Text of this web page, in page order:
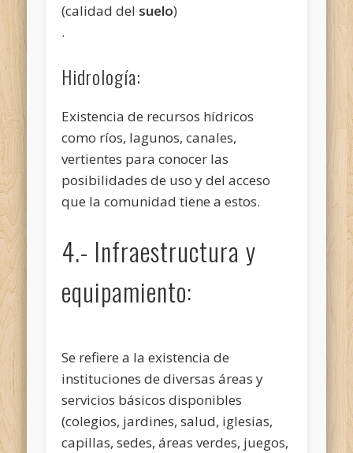
(calidad del suelo)
.
Hidrología:
Existencia de recursos hídricos
como ríos, lagunos, canales,
vertientes para conocer las
posibilidades de uso y del acceso
que la comunidad tiene a estos.
4.- Infraestructura y
equipamiento:
Se refiere a la existencia de
instituciones de diversas áreas y
servicios básicos disponibles
(colegios, jardines, salud, iglesias,
capillas, sedes, áreas verdes, juegos,